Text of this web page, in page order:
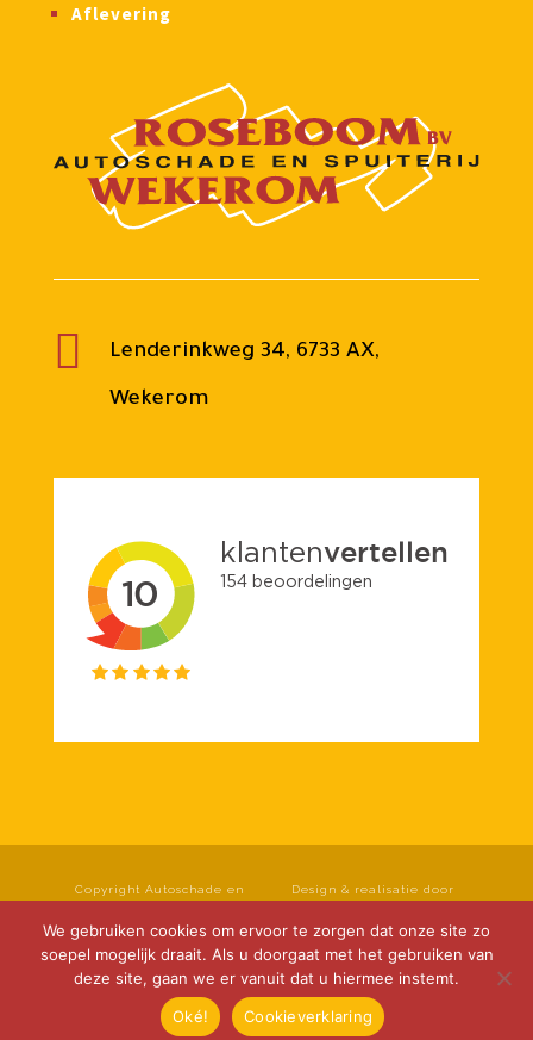
Aflevering

Lenderinkweg 34, 6733 AX,
Wekerom
Copyright Autoschade en
rechten voorbehouden.
Privacyverklaring |
Cookieverklaring
Disclaimer
Design & realisatie door
We gebruiken cookies om ervoor te zorgen dat onze site zo
soepel mogelijk draait. Als u doorgaat met het gebruiken van
deze site, gaan we er vanuit dat u hiermee instemt.
Oké!
Cookieverklaring